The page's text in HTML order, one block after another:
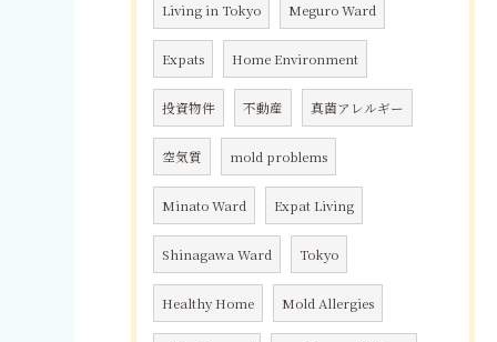
Living in Tokyo Meguro Ward
Expats Home Environment
投資物件 不動産 真菌アレルギー
空気質 mold problems
Minato Ward Expat Living
Shinagawa Ward Tokyo
Healthy Home Mold Allergies